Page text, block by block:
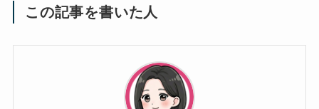
この記事を書いた人